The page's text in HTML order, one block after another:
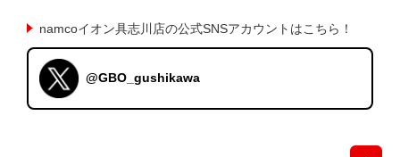
namcoイオン具志川店の公式SNSアカウントはこちら！
@GBO_gushikawa